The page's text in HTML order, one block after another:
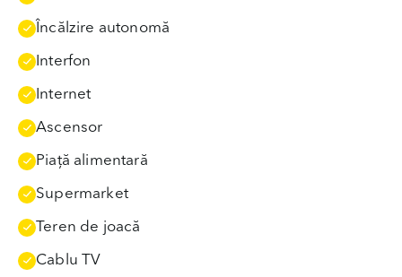
Încălzire autonomă
Interfon
Internet
Ascensor
Piață alimentară
Supermarket
Teren de joacă
Cablu TV